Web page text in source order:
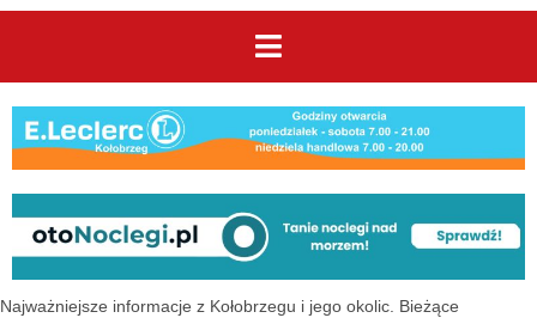
Najważniejsze informacje z Kołobrzegu i jego okolic. Bieżące